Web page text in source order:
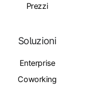
Prezzi
Soluzioni
Enterprise
Coworking